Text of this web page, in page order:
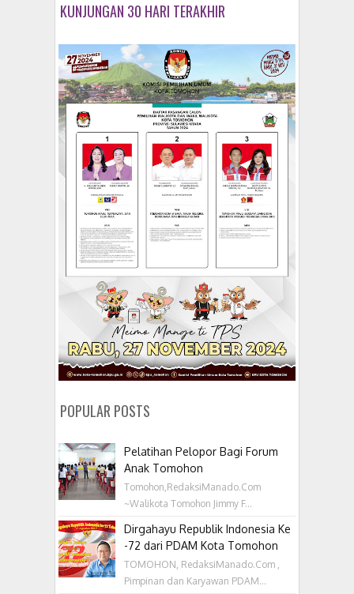
KUNJUNGAN 30 HARI TERAKHIR
POPULAR POSTS
Pelatihan Pelopor Bagi Forum
Anak Tomohon
Tomohon,RedaksiManado.Com
~Walikota Tomohon Jimmy F...
Dirgahayu Republik Indonesia Ke
-72 dari PDAM Kota Tomohon
TOMOHON, RedaksiManado.Com ,
Pimpinan dan Karyawan PDAM...